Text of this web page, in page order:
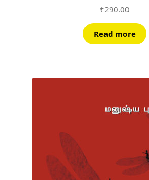
₹290.00
Read more